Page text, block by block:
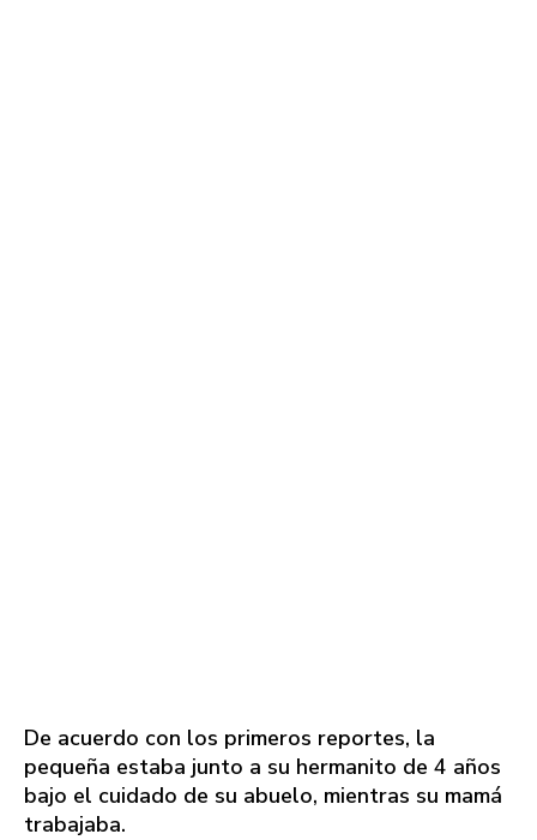
De acuerdo con los primeros reportes, la
pequeña estaba junto a su hermanito de 4 años
bajo el cuidado de su abuelo, mientras su mamá
trabajaba.